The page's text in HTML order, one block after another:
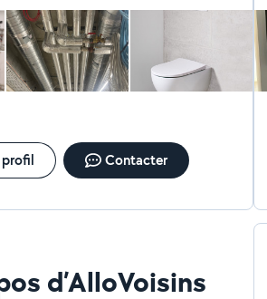
Contacter
d’AlloVoisins